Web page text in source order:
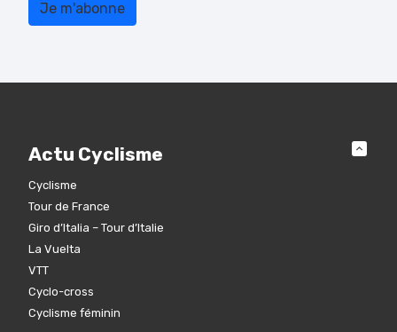
Actu Cyclisme
Cyclisme
Tour de France
Giro d’Italia – Tour d’Italie
La Vuelta
VTT
Cyclo-cross
Cyclisme féminin